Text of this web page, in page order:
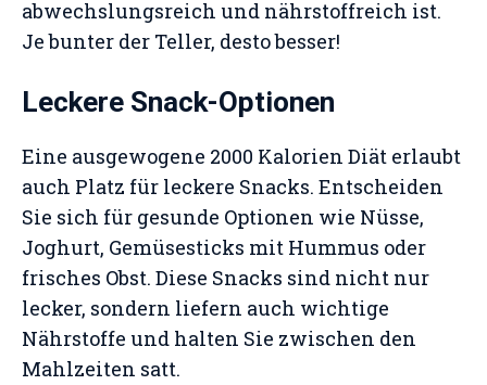
abwechslungsreich und nährstoffreich ist.
Je bunter der Teller, desto besser!
Leckere Snack-Optionen
Eine ausgewogene 2000 Kalorien Diät erlaubt
auch Platz für leckere Snacks. Entscheiden
Sie sich für gesunde Optionen wie Nüsse,
Joghurt, Gemüsesticks mit Hummus oder
frisches Obst. Diese Snacks sind nicht nur
lecker, sondern liefern auch wichtige
Nährstoffe und halten Sie zwischen den
Mahlzeiten satt.